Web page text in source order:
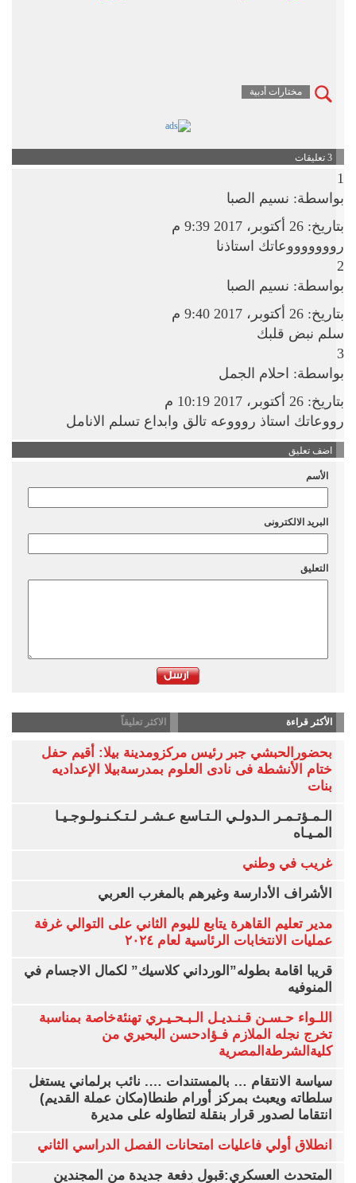
مختارات أدبية
3 تعليقات
1
بواسطة: نسيم الصبا
بتاريخ: 26 أكتوبر، 2017 9:39 م
روووووووعاتك استاذنا
2
بواسطة: نسيم الصبا
بتاريخ: 26 أكتوبر، 2017 9:40 م
سلم نبض قلبك
3
بواسطة: احلام الجمل
بتاريخ: 26 أكتوبر، 2017 10:19 م
رووعاتك استاذ روووعه تالق وابداع تسلم الانامل
اضف تعليق
الأسم
البريد الالكترونى
التعليق
الأكثر قراءة الاكثر تعليقاً
بحضورالحبشي جبر رئيس مركزومدينة بيلا: أقيم حفل
ختام الأنشطة فى نادى العلوم بمدرسةبيلا الإعداديه
بنات
الـمـؤتـمـر الـدولـي الـتـاسع عـشـر لـتـكـنـولـوجـيـا
المـيـاه
غريب في وطني
الأشراف الأدارسة وغيرهم بالمغرب العربي
مدير تعليم القاهرة يتابع لليوم الثاني على التوالي غرفة
عمليات الانتخابات الرئاسية لعام ٢٠٢٤
قريبا اقامة بطوله”الورداني كلاسيك” لكمال الاجسام في
المنوفيه
اللـواء حـسـن قـنـديـل الـبـحـيـري تهنئةخاصة بمناسبة
تخرج نجله الملازم فـؤادحسن البحيري من
كليةالشرطةالمصرية
سياسة الانتقام … بالمستندات …. نائب برلماني يستغل
سلطاته ويعبث بمركز أورام طنطا(مكان عملة القديم)
انتقاما لصدور قرار بنقلة لتطاوله على مديرة
انطلاق أولي فاعليات امتحانات الفصل الدراسي الثاني
المتحدث العسكري:قبول دفعة جديدة من المجندين